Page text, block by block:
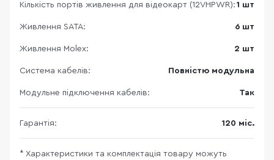
Кількість портів живлення для відеокарт (12VHPWR): 1 шт
Живлення SATA: 6 шт
Живлення Molex: 2 шт
Система кабелів: Повністю модульна
Модульне підключення кабелів: Так
Гарантія: 120 міс.
* Характеристики та комплектація товару можуть